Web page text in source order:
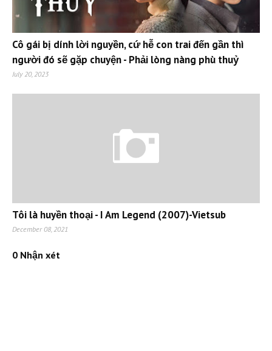
Cô gái bị dính lời nguyền, cứ hễ con trai đến gần thì
người đó sẽ gặp chuyện - Phải lòng nàng phù thuỷ
July 20, 2023
Tôi là huyền thoại - I Am Legend (2007)-Vietsub
December 08, 2021
0 Nhận xét